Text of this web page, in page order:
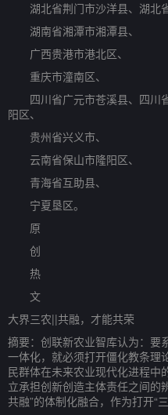
湖北省荆门市沙洋县、湖北省
湖南省湘潭市湘潭县、
广西贵港市港北区、
重庆市潼南区、
四川省广元市苍溪县、四川
阳区、
贵州省兴义市、
云南省保山市隆阳区、
青海省互助县、
宁夏垦区。
原
创
热
文
大界三农||共融，才能共荣
摘要：创联新农业智库认为：要
一体化，就必须打开僵化教条理
民群体在未来农业现代化进程中
立承担创新创造主体责任之间的
共融”的体制化融合，作为打开“